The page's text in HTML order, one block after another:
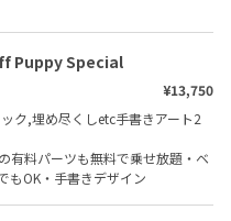
Puppy Special
¥13,750
ク,埋め尽くしetc手書きアート2
有料パーツも無料で乗せ放題・ベ
もOK・手書きデザイン